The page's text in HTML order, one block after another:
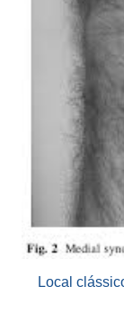
Local